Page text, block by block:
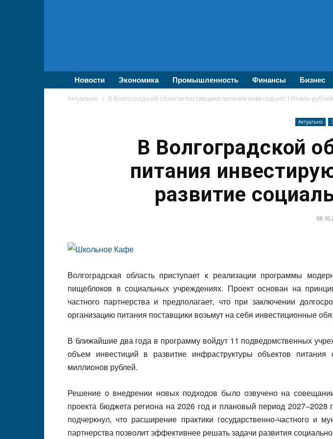
бизнеса
Новости Экономика Промышленность Финансы Бизнес
Актуально В Волгоградской области поставщики питания инвестируют 100 млн
Актуально
В Волгоградской
питания
развитие
Волгоградская область приступает к реализации программы
пищеблоков в социальных учреждениях. Проект основан на
частного партнерства и предполагает, что при заключении
организацию питания поставщики возьмут на себя инвестиционные
В ближайшие два года в программу войдут 11 подведомственных
объем инвестиций в развитие инфраструктуры объектов питания
миллионов рублей.
Решение о внедрении новых подходов было озвучено на
проекта бюджета региона на 2026 год и плановый период 2027–2028
подчеркнул, что расширение практики государственно-частного и
партнерства позволит эффективнее решать задачи развития